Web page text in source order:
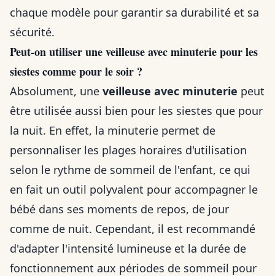
chaque modèle pour garantir sa durabilité et sa
sécurité.
Peut-on utiliser une veilleuse avec minuterie pour les
siestes comme pour le soir ?
Absolument, une veilleuse avec minuterie peut
être utilisée aussi bien pour les siestes que pour
la nuit. En effet, la minuterie permet de
personnaliser les plages horaires d'utilisation
selon le rythme de sommeil de l'enfant, ce qui
en fait un outil polyvalent pour accompagner le
bébé dans ses moments de repos, de jour
comme de nuit. Cependant, il est recommandé
d'adapter l'intensité lumineuse et la durée de
fonctionnement aux périodes de sommeil pour